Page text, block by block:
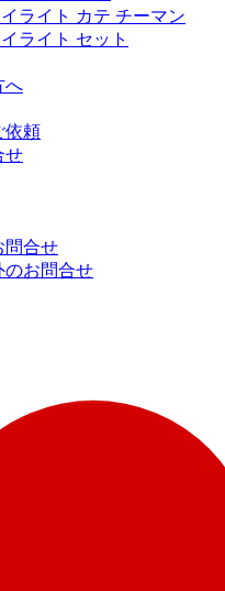
ライト カテ チーマン
ライト セット
へ
依頼
せ
問合せ
のお問合せ